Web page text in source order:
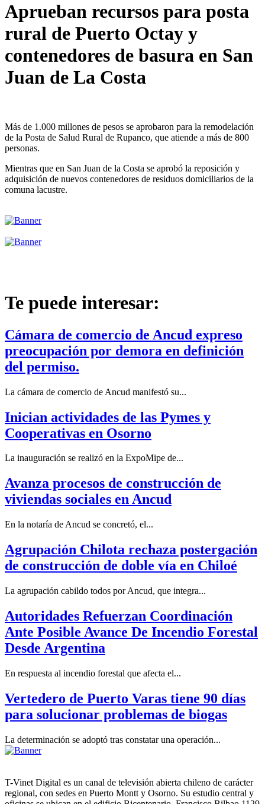
Aprueban recursos para posta
rural de Puerto Octay y
contenedores de basura en San
Juan de La Costa
Más de 1.000 millones de pesos se aprobaron para la remodelación
de la Posta de Salud Rural de Rupanco, que atiende a más de 800
personas.
Mientras que en San Juan de la Costa se aprobó la reposición y
adquisición de nuevos contenedores de residuos domiciliarios de la
comuna lacustre.
Te puede interesar:
Cámara de comercio de Ancud expreso
preocupación por demora en definición
del permiso.
La cámara de comercio de Ancud manifestó su...
Inician actividades de las Pymes y
Cooperativas en Osorno
La inauguración se realizó en la ExpoMipe de...
Avanza procesos de construcción de
viviendas sociales en Ancud
En la notaría de Ancud se concretó, el...
Agrupación Chilota rechaza postergación
de construcción de doble vía en Chiloé
La agrupación cabildo todos por Ancud, que integra...
Autoridades Refuerzan Coordinación
Ante Posible Avance De Incendio Forestal
Desde Argentina
En respuesta al incendio forestal que afecta el...
Vertedero de Puerto Varas tiene 90 días
para solucionar problemas de biogas
La determinación se adoptó tras constatar una operación...
T-Vinet Digital es un canal de televisión abierta chileno de carácter
regional, con sedes en Puerto Montt y Osorno. Su estudio central y